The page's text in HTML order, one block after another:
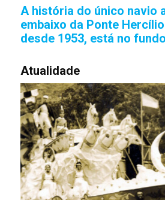
A história do único navio
embaixo da Ponte
desde 1953, está no
Atualidade